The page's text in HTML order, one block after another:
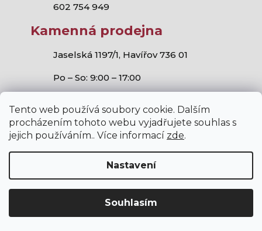
Tento web používá soubory cookie. Dalším
procházením tohoto webu vyjadřujete souhlas s
jejich používáním.. Více informací zde.
Nastavení
Souhlasím
602 754 949
Kamenná prodejna
Jaselská 1197/1, Havířov 736 01
Po – So: 9:00 – 17:00
Stramis.cz všechna práva vyhrazena.
Studio S!cka
V internetovém obchodě stramis.cz platí zákaz prodeje
alkoholických nápojů osobám mladším 18 let.